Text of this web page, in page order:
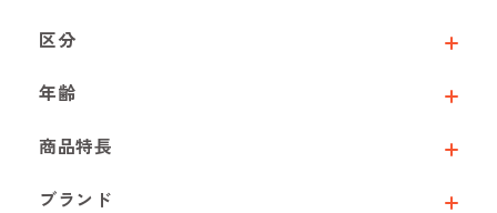
区分
年齢
商品特長
ブランド